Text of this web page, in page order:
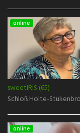
online
sweetIRIS (65)
Schloß Holte-
online